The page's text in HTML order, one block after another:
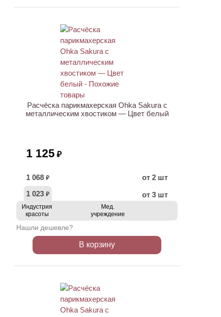
Расчёска парикмахерская Ohka Sakura с
металлическим хвостиком — Цвет белый
1 125 ₽
1 068 ₽
от 2 шт
1 023 ₽ от 3 шт
Индустрия
красоты
Мед.
учреждение
Нашли дешевле?
В корзину